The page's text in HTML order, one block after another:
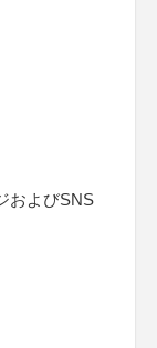
およびSNS